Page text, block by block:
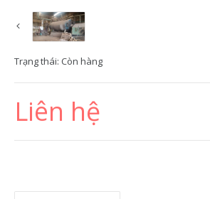
Trạng thái: Còn hàng
Liên hệ